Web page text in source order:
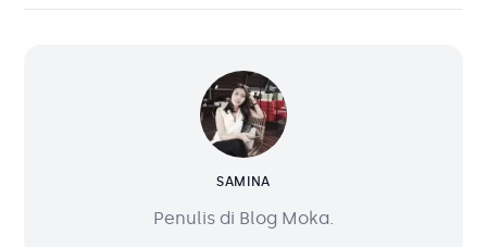
SAMINA
Penulis di Blog Moka.